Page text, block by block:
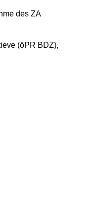
des ZA
(öPR BDZ),